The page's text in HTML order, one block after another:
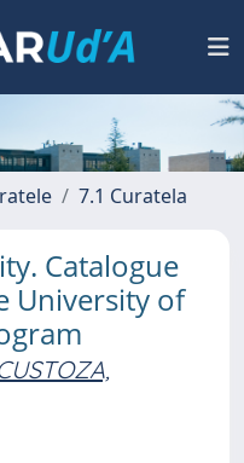
7.1 Curatela
Catalogue
University of